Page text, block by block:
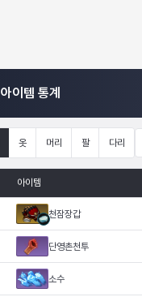
아이템 통계
옷 머리 팔 다리
아이템
천잠장갑
단영촌천투
소수